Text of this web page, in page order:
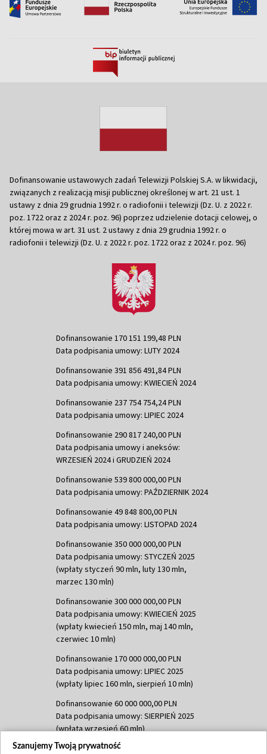
Dofinansowanie ustawowych zadań Telewizji Polskiej S.A. w likwidacji,
związanych z realizacją misji publicznej określonej w art. 21 ust. 1
ustawy z dnia 29 grudnia 1992 r. o radiofonii i telewizji (Dz. U. z 2022 r.
poz. 1722 oraz z 2024 r. poz. 96) poprzez udzielenie dotacji celowej, o
której mowa w art. 31 ust. 2 ustawy z dnia 29 grudnia 1992 r. o
radiofonii i telewizji (Dz. U. z 2022 r. poz. 1722 oraz z 2024 r. poz. 96)
Dofinansowanie 170 151 199,48 PLN
Data podpisania umowy: LUTY 2024
Dofinansowanie 391 856 491,84 PLN
Data podpisania umowy: KWIECIEŃ 2024
Dofinansowanie 237 754 754,24 PLN
Data podpisania umowy: LIPIEC 2024
Dofinansowanie 290 817 240,00 PLN
Data podpisania umowy i aneksów:
WRZESIEŃ 2024 i GRUDZIEŃ 2024
Dofinansowanie 539 800 000,00 PLN
Data podpisania umowy: PAŹDZIERNIK 2024
Dofinansowanie 49 848 800,00 PLN
Data podpisania umowy: LISTOPAD 2024
Dofinansowanie 350 000 000,00 PLN
Data podpisania umowy: STYCZEŃ 2025
(wpłaty styczeń 90 mln, luty 130 mln,
marzec 130 mln)
Dofinansowanie 300 000 000,00 PLN
Data podpisania umowy: KWIECIEŃ 2025
(wpłaty kwiecień 150 mln, maj 140 mln,
czerwiec 10 mln)
Dofinansowanie 170 000 000,00 PLN
Data podpisania umowy: LIPIEC 2025
(wpłaty lipiec 160 mln, sierpień 10 mln)
Dofinansowanie 60 000 000,00 PLN
Data podpisania umowy: SIERPIEŃ 2025
(wpłata wrzesień 60 mln)
Dofinansowanie 635 783 051,21 PLN
Szanujemy Twoją prywatność